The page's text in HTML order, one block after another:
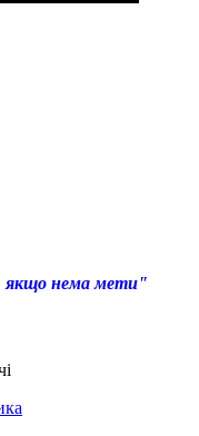
якщо нема мети"